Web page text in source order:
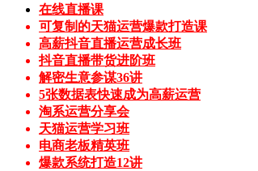
在线直播课
可复制的天猫运营爆款打造课
高薪抖音直播运营成长班
抖音直播带货进阶班
解密生意参谋36讲
5张数据表快速成为高薪运营
淘系运营分享会
天猫运营学习班
电商老板精英班
爆款系统打造12讲